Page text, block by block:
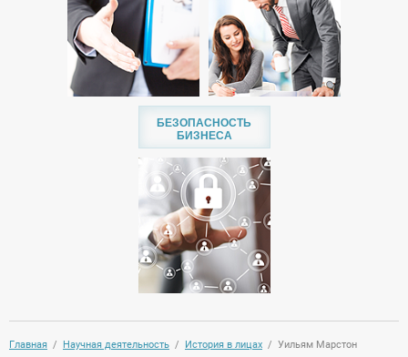
БЕЗОПАСНОСТЬ
БИЗНЕСА
Главная
  /
Научная деятельность
  /
История в лицах
  /  Уильям Марстон